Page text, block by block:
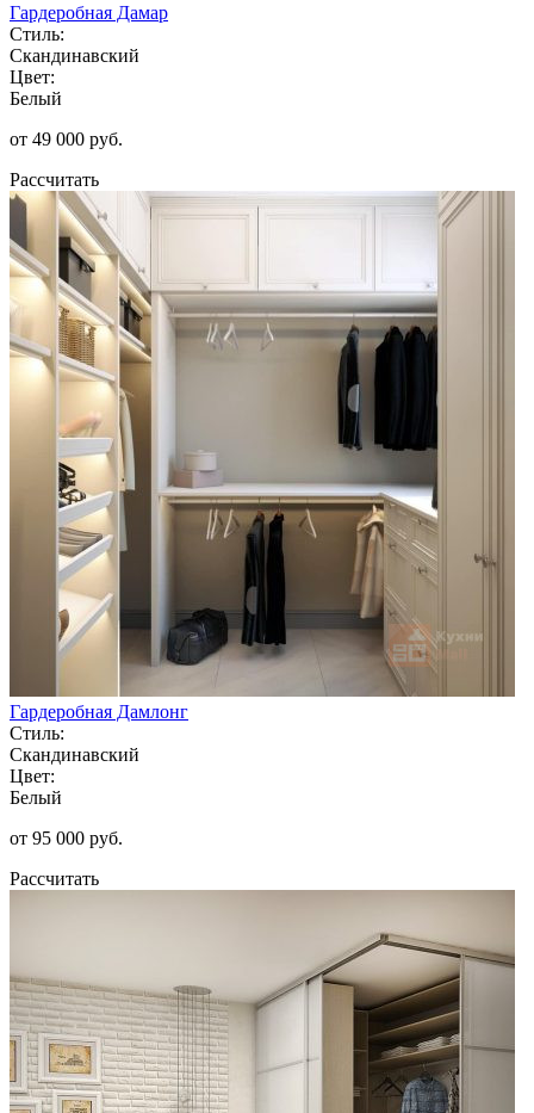
Гардеробная Дамар
Стиль:
Скандинавский
Цвет:
Белый
от 49 000 руб.
Рассчитать
Гардеробная Дамлонг
Стиль:
Скандинавский
Цвет:
Белый
от 95 000 руб.
Рассчитать